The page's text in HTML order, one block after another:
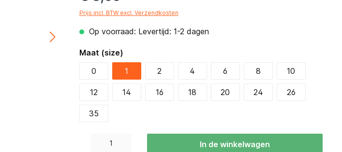
Prijs incl. BTW excl. Verzendkosten
Op voorraad: Levertijd: 1-2 dagen
Maat (size)
0
1 2 4 6 8 10
12 14 16 18 20 24 26
35
In de winkelwagen